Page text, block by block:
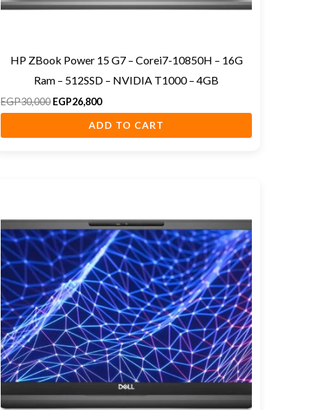
HP ZBook Power 15 G7 – Corei7-10850H – 16G
Ram – 512SSD – NVIDIA T1000 – 4GB
EGP30,000 EGP26,800
ADD TO CART